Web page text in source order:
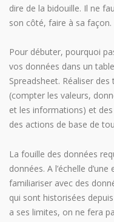
dire de la bidouille. Il ne
son côté, faire à sa façon.
Pour débuter, pourquoi
vos données dans un
Spreadsheet. Réaliser
(compter les valeurs,
et les informations) et
des actions de base de
La fouille des données
données. A l’échelle
familiariser avec des
qui sont historisées
a ses limites, on ne fera